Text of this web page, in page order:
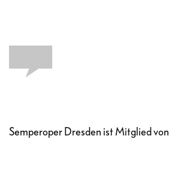
Semperoper Dresden ist Mitglied von